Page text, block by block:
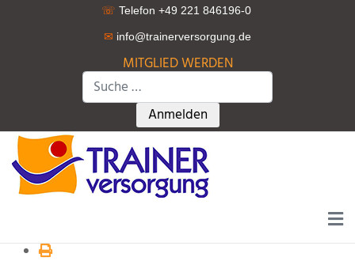
☏ Telefon +49 221 846196-0
✉ info@trainerversorgung.de
MITGLIED WERDEN
Suchen
Type 2 or more characters for
Anmelden